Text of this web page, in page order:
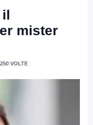
il
mister
VOLTE